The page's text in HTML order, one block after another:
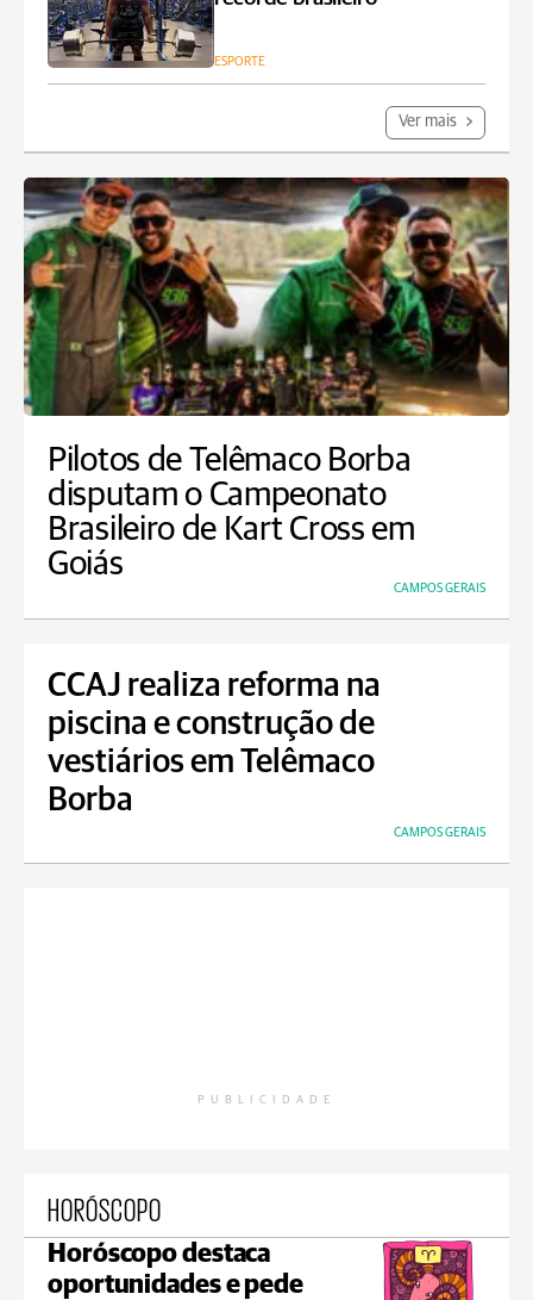
ESPORTE
Ver mais
Pilotos de Telêmaco Borba
disputam o Campeonato
Brasileiro de Kart Cross em
Goiás
CAMPOS GERAIS
CCAJ realiza reforma na
piscina e construção de
vestiários em Telêmaco
Borba
CAMPOS GERAIS
PUBLICIDADE
HORÓSCOPO
Horóscopo destaca
oportunidades e pede